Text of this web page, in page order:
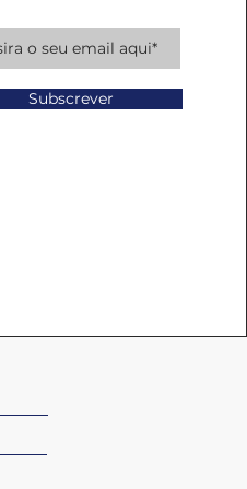
Subscrever